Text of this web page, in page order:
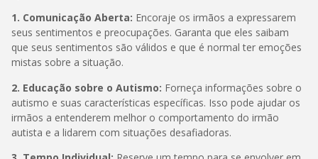
1. Comunicação Aberta: Encoraje os irmãos a expressarem
seus sentimentos e preocupações. Garanta que eles saibam
que seus sentimentos são válidos e que é normal ter emoções
mistas sobre a situação.
2. Educação sobre o Autismo: Forneça informações sobre o
autismo e suas características específicas. Isso pode ajudar os
irmãos a entenderem melhor o comportamento do irmão
autista e a lidarem com situações desafiadoras.